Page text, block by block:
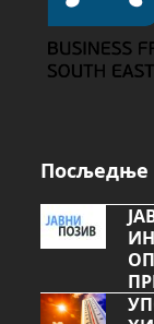
Посљедње